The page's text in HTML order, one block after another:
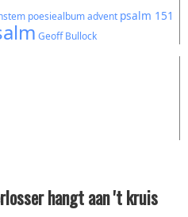
poesiealbumadvent psalm 151
Geoff Bullock
hangt aan 't kruis